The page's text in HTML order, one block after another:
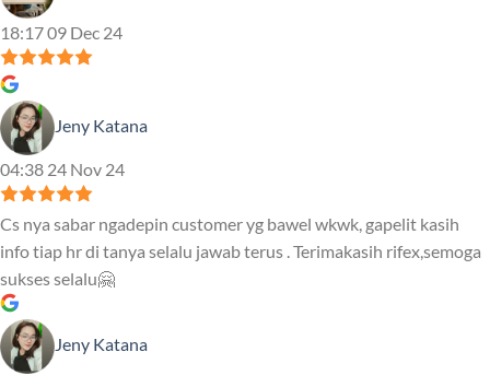
18:17 09 Dec 24
Jeny Katana
04:38 24 Nov 24
Cs nya sabar ngadepin customer yg bawel wkwk, gapelit kasih
info tiap hr di tanya selalu jawab terus . Terimakasih rifex,semoga
sukses selalu🤗
Jeny Katana